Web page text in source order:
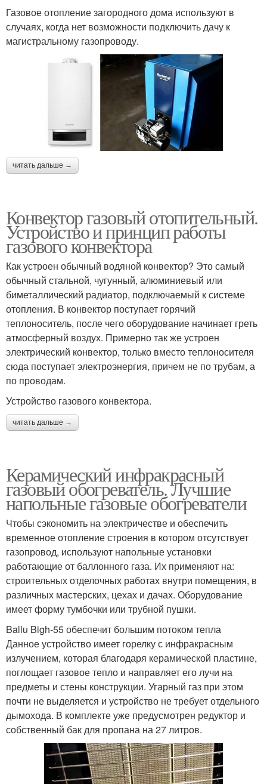
Газовое отопление загородного дома используют в
случаях, когда нет возможности подключить дачу к
магистральному газопроводу.
читать дальше →
Конвектор газовый отопительный.
Устройство и принцип работы
газового конвектора
Как устроен обычный водяной конвектор? Это самый
обычный стальной, чугунный, алюминиевый или
биметаллический радиатор, подключаемый к системе
отопления. В конвектор поступает горячий
теплоноситель, после чего оборудование начинает греть
атмосферный воздух. Примерно так же устроен
электрический конвектор, только вместо теплоносителя
сюда поступает электроэнергия, причем не по трубам, а
по проводам.
Устройство газового конвектора.
читать дальше →
Керамический инфракрасный
газовый обогреватель. Лучшие
напольные газовые обогреватели
Чтобы сэкономить на электричестве и обеспечить
временное отопление строения в котором отсутствует
газопровод, используют напольные установки
работающие от баллонного газа. Их применяют на:
строительных отделочных работах внутри помещения, в
различных мастерских, цехах и дачах. Оборудование
имеет форму тумбочки или трубной пушки.
Ballu Bigh-55 обеспечит большим потоком тепла
Данное устройство имеет горелку с инфракрасным
излучением, которая благодаря керамической пластине,
поглощает газовое тепло и направляет его лучи на
предметы и стены конструкции. Угарный газ при этом
почти не выделяется и устройство не требует отдельного
дымохода. В комплекте уже предусмотрен редуктор и
собственный бак для пропана на 27 литров.